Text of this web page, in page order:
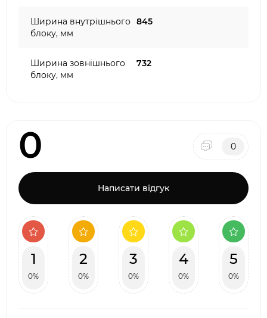
Ширина внутрішнього
блоку, мм
845
Ширина зовнішнього
блоку, мм
732
0 0
Написати відгук
1
0%
2
0%
3
0%
4
0%
5
0%